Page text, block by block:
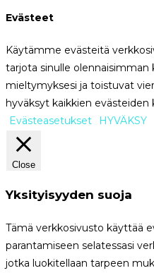
Evästeet
Käytämme evästeitä
tarjota sinulle
mieltymyksesi ja toistuvat
hyväksyt kaikkien evästeiden
Evästeasetukset
HYVÄKSY
Close
Yksityisyyden suoja
Tämä verkkosivusto käyttää
parantamiseen selatessasi
jotka luokitellaan tarpeen